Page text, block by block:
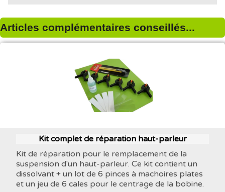
Articles complémentaires conseillés...
Kit complet de réparation haut-parleur
Kit de réparation pour le remplacement de la
suspension d'un haut-parleur. Ce kit contient un
dissolvant + un lot de 6 pinces à machoires plates
et un jeu de 6 cales pour le centrage de la bobine.